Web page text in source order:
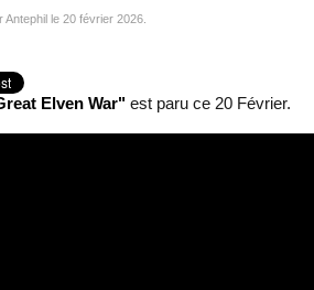
Antephil le 20 février 2026
Elven War" est paru ce 20 Février.